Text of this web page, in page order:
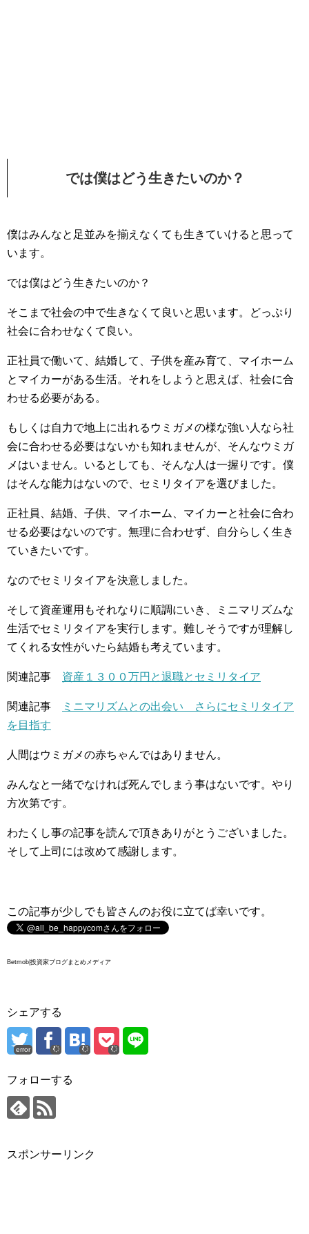
では僕はどう生きたいのか？
僕はみんなと足並みを揃えなくても生きていけると思って
います。
では僕はどう生きたいのか？
そこまで社会の中で生きなくて良いと思います。どっぷり
社会に合わせなくて良い。
正社員で働いて、結婚して、子供を産み育て、マイホーム
とマイカーがある生活。それをしようと思えば、社会に合
わせる必要がある。
もしくは自力で地上に出れるウミガメの様な強い人なら社
会に合わせる必要はないかも知れませんが、そんなウミガ
メはいません。いるとしても、そんな人は一握りです。僕
はそんな能力はないので、セミリタイアを選びました。
正社員、結婚、子供、マイホーム、マイカーと社会に合わ
せる必要はないのです。無理に合わせず、自分らしく生き
ていきたいです。
なのでセミリタイアを決意しました。
そして資産運用もそれなりに順調にいき、ミニマリズムな
生活でセミリタイアを実行します。難しそうですが理解し
てくれる女性がいたら結婚も考えています。
関連記事 資産１３００万円と退職とセミリタイア
関連記事
ミニマリズムとの出会い さらにセミリタイア
を目指す
人間はウミガメの赤ちゃんではありません。
みんなと一緒でなければ死んでしまう事はないです。やり
方次第です。
わたくし事の記事を読んで頂きありがとうございました。
そして上司には改めて感謝します。
この記事が少しでも皆さんのお役に立てば幸いです。
Betmob|投資家ブログまとめメディア
シェアする
error
フォローする
スポンサーリンク